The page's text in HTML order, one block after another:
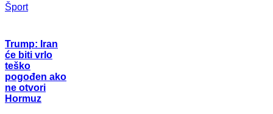
Šport
Trump: Iran
će biti vrlo
teško
pogođen ako
ne otvori
Hormuz